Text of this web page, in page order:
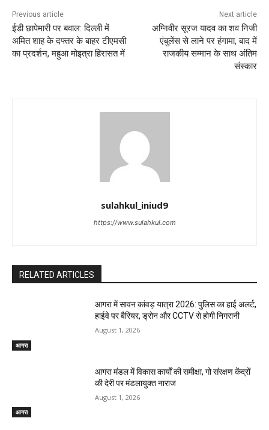
Previous article
ईडी छापेमारी पर बवाल: दिल्ली में
अमित शाह के दफ्तर के बाहर टीएमसी
का प्रदर्शन, महुआ मोइत्रा हिरासत में
Next article
अग्निवीर सूरज यादव का शव निजी
एंबुलेंस से लाने पर हंगामा, बाद में
राजकीय सम्मान के साथ अंतिम
संस्कार
sulahkul_iniud9
https://www.sulahkul.com
RELATED ARTICLES
आगरा
आगरा में सावन कांवड़ यात्रा 2026: पुलिस का हाई अलर्ट,
हाईवे पर बैरियर, ड्रोन और CCTV से होगी निगरानी
August 1, 2026
आगरा
आगरा मंडल में विकास कार्यों की समीक्षा, गो संरक्षण केंद्रों
की देरी पर मंडलायुक्त नाराज
August 1, 2026